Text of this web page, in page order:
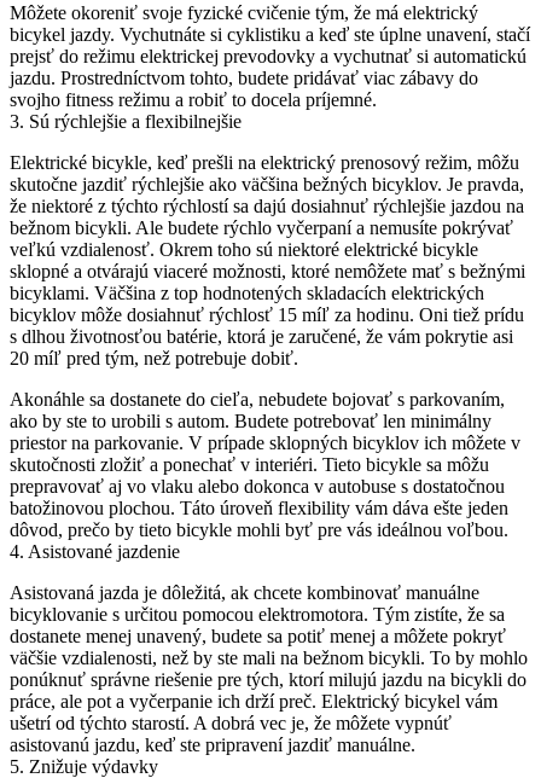
Môžete okoreniť svoje fyzické cvičenie tým, že má elektrický
bicykel jazdy. Vychutnáte si cyklistiku a keď ste úplne unavení, stačí
prejsť do režimu elektrickej prevodovky a vychutnať si automatickú
jazdu. Prostredníctvom tohto, budete pridávať viac zábavy do
svojho fitness režimu a robiť to docela príjemné.
3. Sú rýchlejšie a flexibilnejšie
Elektrické bicykle, keď prešli na elektrický prenosový režim, môžu
skutočne jazdiť rýchlejšie ako väčšina bežných bicyklov. Je pravda,
že niektoré z týchto rýchlostí sa dajú dosiahnuť rýchlejšie jazdou na
bežnom bicykli. Ale budete rýchlo vyčerpaní a nemusíte pokrývať
veľkú vzdialenosť. Okrem toho sú niektoré elektrické bicykle
sklopné a otvárajú viaceré možnosti, ktoré nemôžete mať s bežnými
bicyklami. Väčšina z top hodnotených skladacích elektrických
bicyklov môže dosiahnuť rýchlosť 15 míľ za hodinu. Oni tiež prídu
s dlhou životnosťou batérie, ktorá je zaručené, že vám pokrytie asi
20 míľ pred tým, než potrebuje dobiť.
Akonáhle sa dostanete do cieľa, nebudete bojovať s parkovaním,
ako by ste to urobili s autom. Budete potrebovať len minimálny
priestor na parkovanie. V prípade sklopných bicyklov ich môžete v
skutočnosti zložiť a ponechať v interiéri. Tieto bicykle sa môžu
prepravovať aj vo vlaku alebo dokonca v autobuse s dostatočnou
batožinovou plochou. Táto úroveň flexibility vám dáva ešte jeden
dôvod, prečo by tieto bicykle mohli byť pre vás ideálnou voľbou.
4. Asistované jazdenie
Asistovaná jazda je dôležitá, ak chcete kombinovať manuálne
bicyklovanie s určitou pomocou elektromotora. Tým zistíte, že sa
dostanete menej unavený, budete sa potiť menej a môžete pokryť
väčšie vzdialenosti, než by ste mali na bežnom bicykli. To by mohlo
ponúknuť správne riešenie pre tých, ktorí milujú jazdu na bicykli do
práce, ale pot a vyčerpanie ich drží preč. Elektrický bicykel vám
ušetrí od týchto starostí. A dobrá vec je, že môžete vypnúť
asistovanú jazdu, keď ste pripravení jazdiť manuálne.
5. Znižuje výdavky